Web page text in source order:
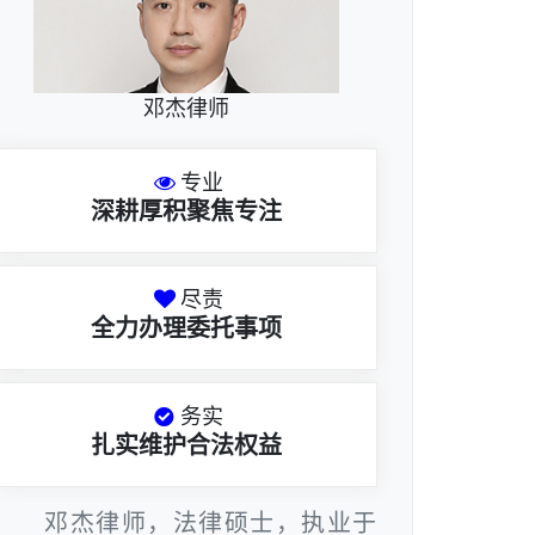
邓杰律师
专业
深耕厚积聚焦专注
尽责
全力办理委托事项
务实
扎实维护合法权益
邓杰律师，法律硕士，执业于